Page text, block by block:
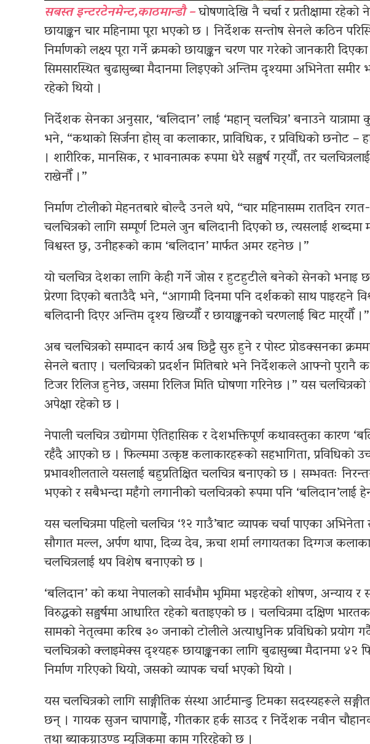
सबस्त इन्टरटेनमेन्ट,काठमान्डौ –घोषणादेखि नै चर्चा र प्रतीक्षामा रहेको
छायाङ्कन चार महिनामा पूरा भएको छ । निर्देशक सन्तोष सेनले कठिन
निर्माणको लक्ष्य पूरा गर्ने क्रमको छायाङ्कन चरण पार गरेको जानकारी
सिमसारस्थित बुढासुब्बा मैदानमा लिइएको अन्तिम दृश्यमा अभिनेता समीर
रहेको थियो ।
निर्देशक सेनका अनुसार, ‘बलिदान’ लाई ‘महान् चलचित्र’ बनाउने
भने, “कथाको सिर्जना होस् वा कलाकार, प्राविधिक, र प्रविधिको छनोट –
। शारीरिक, मानसिक, र भावनात्मक रूपमा धेरै सङ्घर्ष गर्‍यौँ, तर
राखेनौँ ।”
निर्माण टोलीको मेहनतबारे बोल्दै उनले थपे, “चार महिनासम्म रातदिन
चलचित्रको लागि सम्पूर्ण टिमले जुन बलिदानी दिएको छ, त्यसलाई शब्दमा
विश्वस्त छु, उनीहरूको काम ‘बलिदान’ मार्फत अमर रहनेछ ।”
यो चलचित्र देशका लागि केही गर्ने जोस र हुटहुटीले बनेको सेनको
प्रेरणा दिएको बताउँदै भने, “आगामी दिनमा पनि दर्शकको साथ
बलिदानी दिएर अन्तिम दृश्य खिच्यौँ र छायाङ्कनको चरणलाई बिट मार्‍यौँ ।”
अब चलचित्रको सम्पादन कार्य अब छिट्टै सुरु हुने र पोस्ट प्रोडक्सनका
सेनले बताए । चलचित्रको प्रदर्शन मितिबारे भने निर्देशकले आफ्नो पुरानै
टिजर रिलिज हुनेछ, जसमा रिलिज मिति घोषणा गरिनेछ ।” यस चलचित्रको
अपेक्षा रहेको छ ।
नेपाली चलचित्र उद्योगमा ऐतिहासिक र देशभक्तिपूर्ण कथावस्तुका कारण
रहँदै आएको छ । फिल्ममा उत्कृष्ट कलाकारहरूको सहभागिता, प्रविधिको
प्रभावशीलताले यसलाई बहुप्रतिक्षित चलचित्र बनाएको छ । सम्भवतः
भएको र सबैभन्दा महँगो लगानीको चलचित्रको रूपमा पनि ‘बलिदान’लाई
यस चलचित्रमा पहिलो चलचित्र ‘१२ गाउँ’बाट व्यापक चर्चा पाएका
सौगात मल्ल, अर्पण थापा, दिव्य देव, ऋचा शर्मा लगायतका दिग्गज
चलचित्रलाई थप विशेष बनाएको छ ।
‘बलिदान’ को कथा नेपालको सार्वभौम भूमिमा भइरहेको शोषण, अन्याय
विरुद्धको सङ्घर्षमा आधारित रहेको बताइएको छ । चलचित्रमा दक्षिण
सामको नेतृत्वमा करिब ३० जनाको टोलीले अत्याधुनिक प्रविधिको
चलचित्रको क्लाइमेक्स दृश्यहरू छायाङ्कनका लागि बुढासुब्बा मैदानमा ४२
निर्माण गरिएको थियो, जसको व्यापक चर्चा भएको थियो ।
यस चलचित्रको लागि साङ्गीतिक संस्था आर्टमान्डु टिमका सदस्यहरूले
छन् । गायक सुजन चापागाईँ, गीतकार हर्क साउद र निर्देशक नवीन